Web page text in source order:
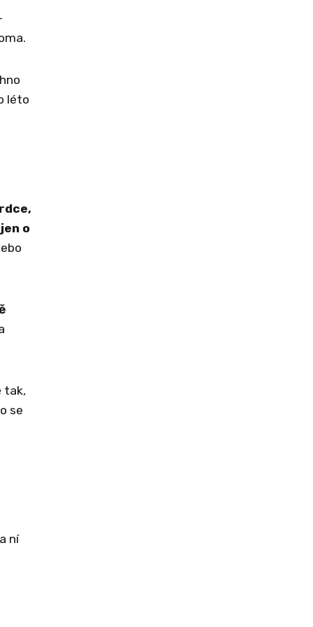
léto
o
tak,
se
ní